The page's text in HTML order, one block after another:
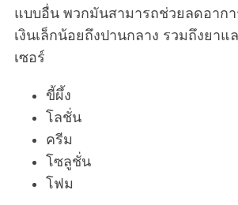
แบบอื่น พวกมันสามารถช่วยลดอากา
เงินเล็กน้อยถึงปานกลาง รวมถึงยาแ
เซอร์
ขี้ผึ้ง
โลชั่น
ครีม
โซลูชั่น
โฟม